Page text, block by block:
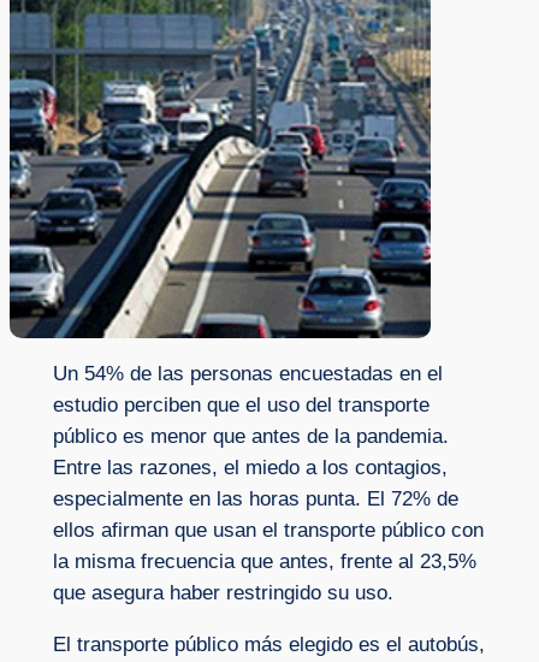
Un 54% de las personas encuestadas en el
estudio perciben que el uso del transporte
público es menor que antes de la pandemia.
Entre las razones, el miedo a los contagios,
especialmente en las horas punta. El 72% de
ellos afirman que usan el transporte público con
la misma frecuencia que antes, frente al 23,5%
que asegura haber restringido su uso.
El transporte público más elegido es el autobús,